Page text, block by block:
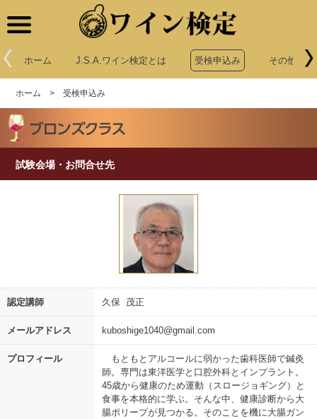
ホーム J.S.A.ワイン検定とは 受検申込み その他申込
ホーム >受検申込み
試験会場・お問合せ先
認定講師 久保 茂正
メールアドレス kuboshige1040@gmail.com
プロフィール
もともとアルコールに弱かった歯科医師で鍼灸
師。専門は東洋医学と口腔外科とインプラント。
45歳から健康のため運動（スロージョギング）と
食事を本格的に学ぶ。そんな中、健康診断から大
腸ポリープが見つかる。そのことを機に大腸ガン